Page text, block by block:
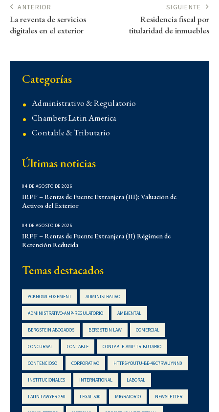
ANTERIOR
La reventa de servicios
digitales en el exterior
SIGUIENTE
Residencia fiscal por
titularidad de inmuebles
Categorías
Administrativo & Regulatorio
Chambers Latin America
Contable & Tributario
Corporativo
Demo
Derecho Administrativo
Institucionales
Laboral
Latin Lawyer 250
Legal Alert
Migratorio
Newsletters
Notarial
Propiedad Intelectual
Reconocimientos
Regulatorio
Reporte Corporativo
Últimas noticias
04 DE AGOSTO DE 2026
IRPF – Rentas de Fuente Extranjera (III): Valuación de
Activos del Exterior
04 DE AGOSTO DE 2026
IRPF – Rentas de Fuente Extranjera (II) Régimen de
Retención Reducida
Temas destacados
ACKNOWLEDGEMENT ADMINISTRATIVO
ADMINISTRATIVO-AMP-REGULATORIO AMBIENTAL
BERGSTEIN ABOGADOS BERGSTEIN LAW COMERCIAL
CONCURSAL CONTABLE CONTABLE-AMP-TRIBUTARIO
CONTENCIOSO CORPORATIVO HTTPS-YOUTU-BE-46C7RWUYNN0
INSTITUCIONALES INTERNATIONAL LABORAL
LATIN LAWYER 250 LEGAL 500 MIGRATORIO NEWSLETTER